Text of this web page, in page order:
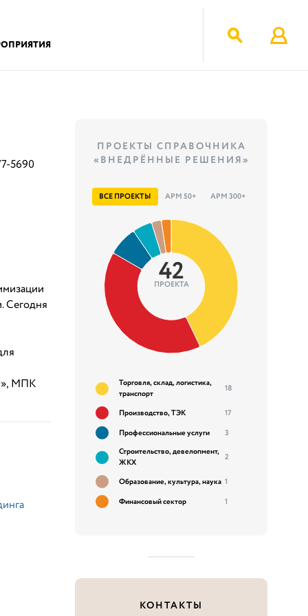
5690
Сегодня
МПК
ПРОЕКТЫ СПРАВОЧНИКА
«ВНЕДРЁННЫЕ РЕШЕНИЯ»
ВСЕ ПРОЕКТЫ АРМ 50+ АРМ 300+
42
ПРОЕКТА
Торговля, склад, логистика,
транспорт
18
Производство, ТЭК
17
Профессиональные услуги
3
Строительство, девелопмент,
ЖКХ
2
Образование, культура, наука 1
Финансовый сектор
1
КОНТАКТЫ